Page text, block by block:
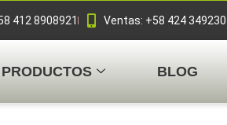
412 8908921 Ventas: +58 424
PRODUCTOS BLOG